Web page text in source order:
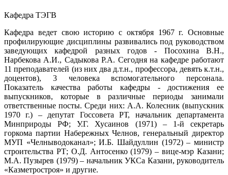
Кафедра ТЭГВ
Кафедра ведет свою историю с октября 1967 г. Основные
профилирующие дисциплины развивались под руководством
заведующих кафедрой разных годов - Посохина В.Н.,
Нарбекова А.И., Садыкова Р.А. Сегодня на кафедре работают
11 преподавателей (из них два д.т.н., профессора, девять к.т.н.,
доцентов), 3 человека вспомогательного персонала.
Показатель качества работы кафедры - достижения ее
выпускников, которые в различные периоды занимали
ответственные посты. Среди них: А.А. Колесник (выпускник
1970 г.) – депутат Госсовета РТ, начальник департамента
Минприроды РФ; У.Г. Хусаинов (1971) – 1-й секретарь
горкома партии Набережных Челнов, генеральный директор
МУП «Челныводоканал»; И.Б. Шайдуллин (1972) – министр
строительства РТ; О.Д. Антосенко (1979) – вице-мэр Казани;
М.А. Пузырев (1979) – начальник УКСа Казани, руководитель
«Казметростроя» и другие.